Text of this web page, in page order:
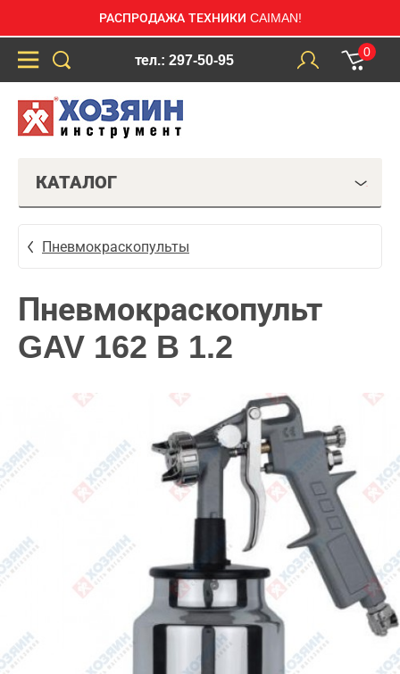
РАСПРОДАЖА ТЕХНИКИ CAIMAN!
тел.: 297-50-95
0
КАТАЛОГ
Пневмокраскопульты
Пневмокраскопульт
GAV 162 B 1.2